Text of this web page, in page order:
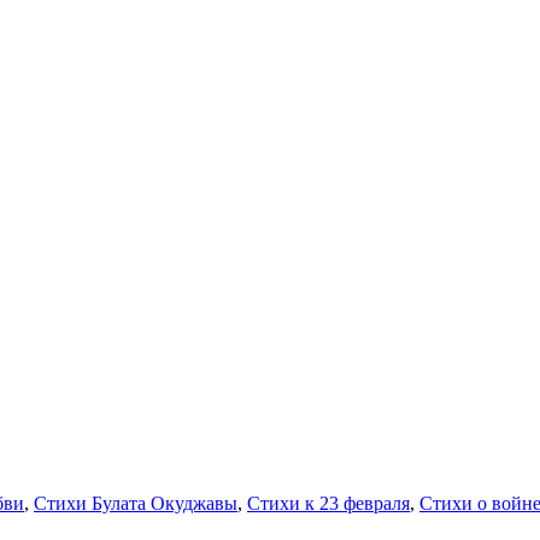
, Стихи Булата Окуджавы, Стихи к 23 февраля, Стихи о войне